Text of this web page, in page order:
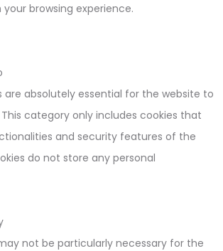
browsing experience.
are absolutely essential for the website to
category only includes cookies that
and security features of the
do not store any personal
not be particularly necessary for the